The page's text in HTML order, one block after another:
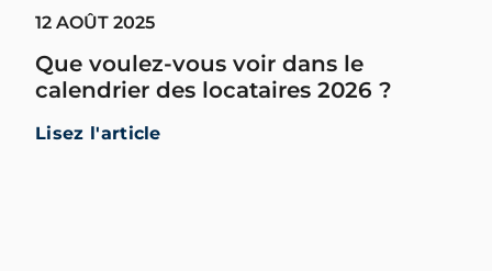
12 AOÛT 2025
Que voulez-vous voir dans le
calendrier des locataires 2026 ?
Lisez l'article